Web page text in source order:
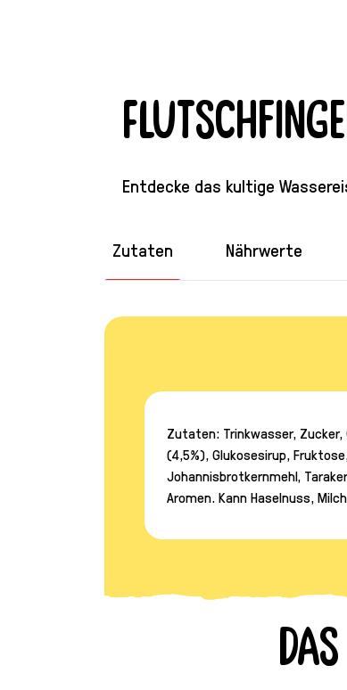
Entdecke das kultige
Zutaten Nährwerte
Zutaten: Trinkwasser,
(4,5%), Glukosesirup,
Johannisbrotkernmehl,
Aromen. Kann Haselnuss,